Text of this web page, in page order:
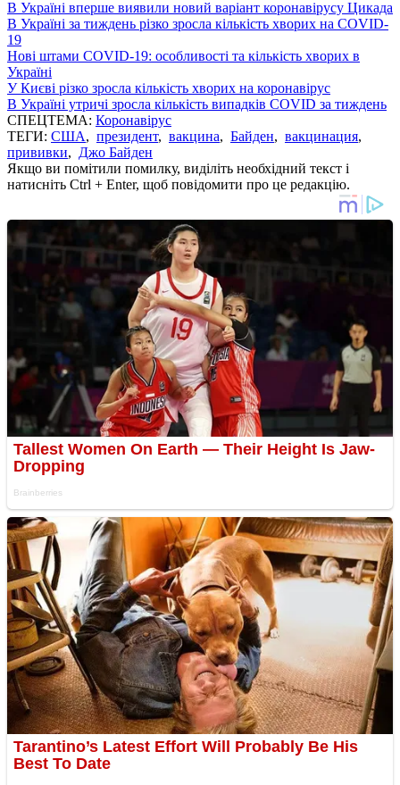
В Україні вперше виявили новий варіант коронавірусу Цикада
В Україні за тиждень різко зросла кількість хворих на COVID-
19
Нові штами COVID-19: особливості та кількість хворих в
Україні
У Києві різко зросла кількість хворих на коронавірус
В Україні утричі зросла кількість випадків COVID за тиждень
СПЕЦТЕМА: Коронавірус
ТЕГИ: США, президент, вакцина, Байден, вакцинация,
прививки, Джо Байден
Якщо ви помітили помилку, виділіть необхідний текст і
натисніть Ctrl + Enter, щоб повідомити про це редакцію.